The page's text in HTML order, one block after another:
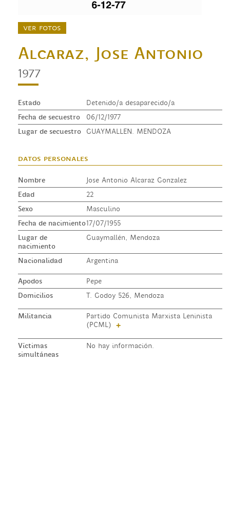
ver fotos
Alcaraz, Jose Antonio
1977
Estado
Detenido/a desaparecido/a
Fecha de secuestro
06/12/1977
Lugar de secuestro
GUAYMALLEN. MENDOZA
datos personales
Nombre
Jose Antonio Alcaraz Gonzalez
Edad
22
Sexo
Masculino
Fecha de nacimiento17/07/1955
Lugar de
nacimiento
Guaymallén, Mendoza
Nacionalidad Argentina
Apodos
Pepe
Domicilios
T. Godoy 526, Mendoza
Militancia
Partido Comunista Marxista Leninista
(PCML)
+
Víctimas
simultáneas
No hay información.